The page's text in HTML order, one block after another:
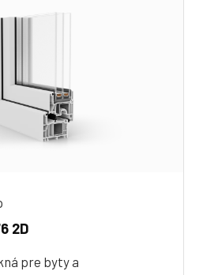
2D
pre byty a